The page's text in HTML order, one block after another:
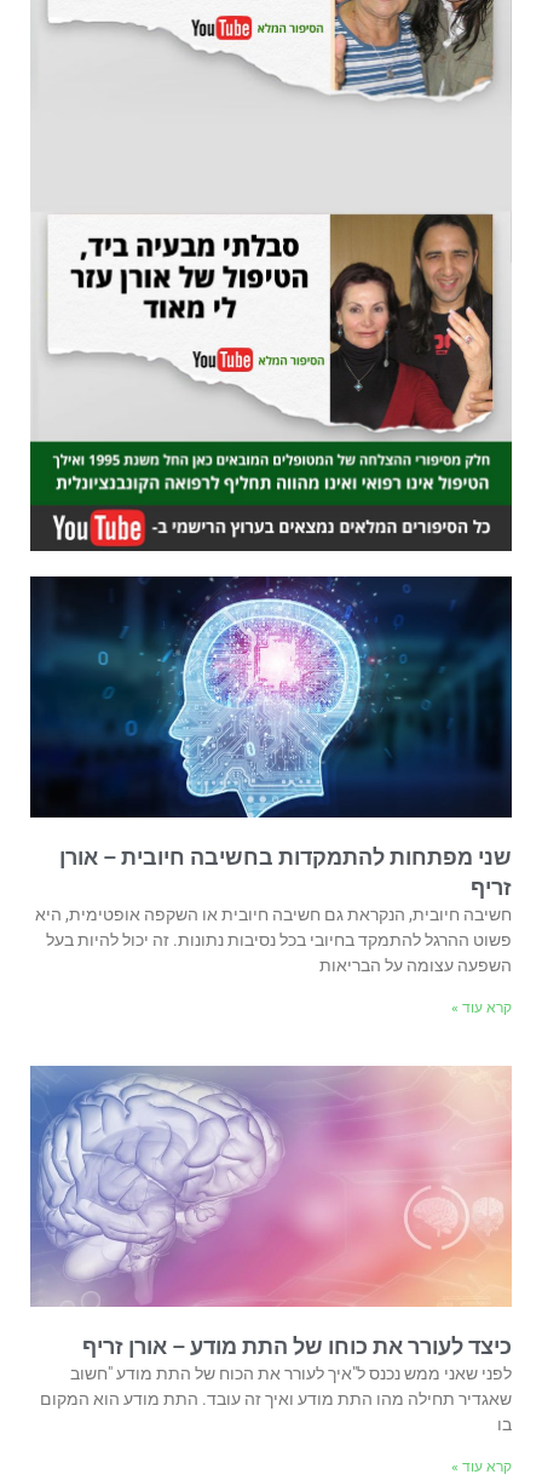
שני מפתחות להתמקדות בחשיבה חיובית – אורן
זריף
חשיבה חיובית, הנקראת גם חשיבה חיובית או השקפה אופטימית, היא
פשוט ההרגל להתמקד בחיובי בכל נסיבות נתונות. זה יכול להיות בעל
השפעה עצומה על הבריאות
קרא עוד »
כיצד לעורר את כוחו של התת מודע – אורן זריף
לפני שאני ממש נכנס ל"איך לעורר את הכוח של התת מודע "חשוב
שאגדיר תחילה מהו התת מודע ואיך זה עובד. התת מודע הוא המקום
בו
קרא עוד »